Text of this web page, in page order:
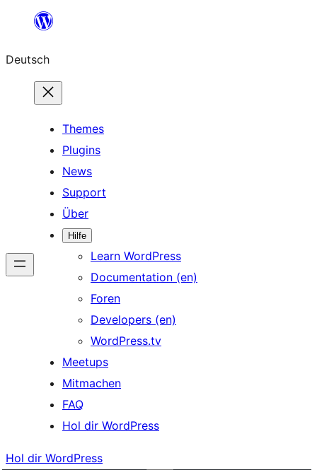
springen
Deutsch
Themes
Plugins
News
Support
Über
Hilfe
Learn WordPress
Documentation (en)
Foren
Developers (en)
WordPress.tv
Meetups
Mitmachen
FAQ
Hol dir WordPress
Hol dir WordPress